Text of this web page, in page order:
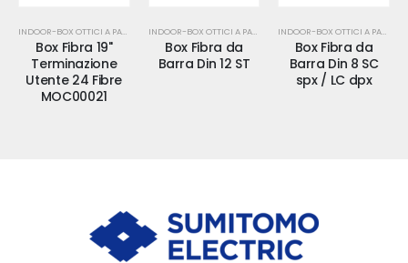
INDOOR-BOX OTTICI A PARETE-WALL BOX-FTTH
Box Fibra 19"
Terminazione
Utente 24 Fibre
MOC00021
INDOOR-BOX OTTICI A PARETE-WALL BOX-FTTH
Box Fibra da
Barra Din 12 ST
INDOOR-BOX OTTICI A PARETE-WALL BOX-FTTH
Box Fibra da
Barra Din 8 SC
spx / LC dpx